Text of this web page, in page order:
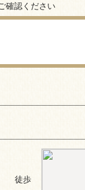
確認ください
ｍ 徒歩